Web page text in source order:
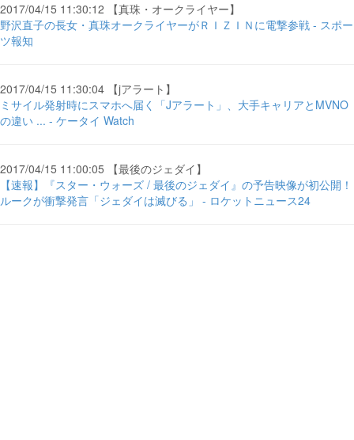
2017/04/15 11:30:12 【真珠・オークライヤー】
野沢直子の長女・真珠オークライヤーがＲＩＺＩＮに電撃参戦 - スポー
ツ報知
2017/04/15 11:30:04 【jアラート】
ミサイル発射時にスマホへ届く「Jアラート」、大手キャリアとMVNO
の違い ... - ケータイ Watch
2017/04/15 11:00:05 【最後のジェダイ】
【速報】『スター・ウォーズ / 最後のジェダイ』の予告映像が初公開！
ルークが衝撃発言「ジェダイは滅びる」 - ロケットニュース24